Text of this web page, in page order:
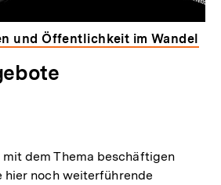
und Öffentlichkeit im Wandel
mit dem Thema beschäftigen
hier noch weiterführende